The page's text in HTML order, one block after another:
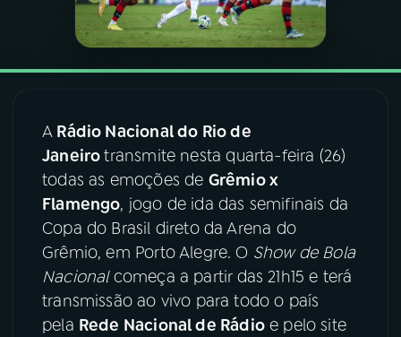
VIDEOCASTS
07ÚLTIMAS
08FESTIVAL DE MÚSICA
ACOMPANHE A RÁDIO NACIONAL
YouTube Facebook
Instagram X
TikTok
A Rádio Nacional do Rio de
Janeirotransmite nesta quarta-feira (26)
todas as emoções de Grêmio x
Flamengo, jogo de ida das semifinais da
Copa do Brasil direto da Arena do
Grêmio, em Porto Alegre. O Show de Bola
Nacionalcomeça a partir das 21h15 e terá
transmissão ao vivo para todo o país
pela Rede Nacional de Rádioe pelo site